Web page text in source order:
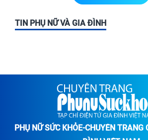
TIN PHỤ NỮ VÀ GIA ĐÌNH
PHỤ NỮ SỨC KHỎE-CHUYÊN TRANG